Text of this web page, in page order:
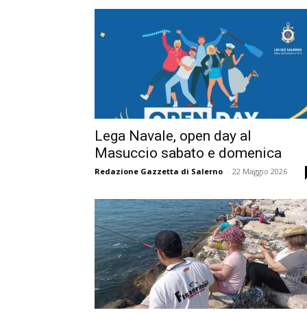
Lega Navale, open day al
Masuccio sabato e domenica
Redazione Gazzetta di Salerno - 22 Maggio 2026